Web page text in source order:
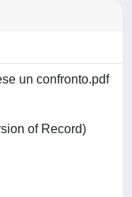
un confronto.pdf
of Record)